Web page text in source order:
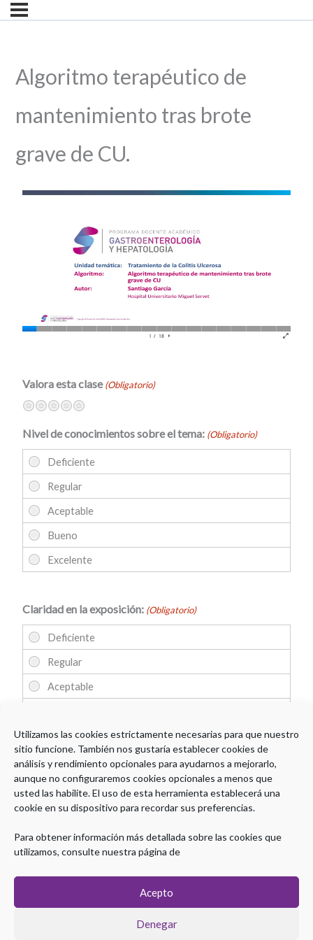
Utilizamos las cookies estrictamente necesarias para que nuestro
sitio funcione. También nos gustaría establecer cookies de
análisis y rendimiento opcionales para ayudarnos a mejorarlo,
aunque no configuraremos cookies opcionales a menos que
usted las habilite. El uso de esta herramienta establecerá una
cookie en su dispositivo para recordar sus preferencias.
Para obtener información más detallada sobre las cookies que
utilizamos, consulte nuestra página de
Acepto
Denegar
Algoritmo terapéutico de
mantenimiento tras brote
grave de CU.
Valora esta clase (Obligatorio)
Excelente
Bastante bien
Neutral
No muy bien
Terrible
Nivel de conocimientos sobre el tema: (Obligatorio)
Claridad en la exposición: (Obligatorio)
Comentarios